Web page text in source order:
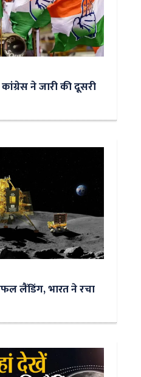
ने जारी की दूसरी
लैंडिंग, भारत ने रचा